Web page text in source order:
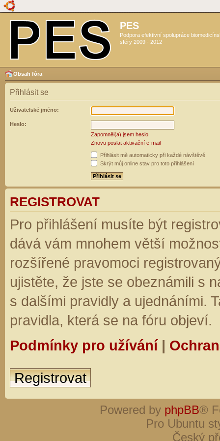
PES
Podpora efektivní spolupráce
sféry 2009 - 2012
Obsah fóra
Přihlásit se
Uživatelské jméno:
Heslo:
Zapomněl(a) jsem heslo
Znovu poslat aktivační e-mail
Přihlásit mě automaticky při každé návštěvě
Skrýt můj online stav pro toto přihlášení
REGISTROVAT
Pro přihlášení musíte být
dává vám mnohem větší
rozšířené pravomoci
ujistěte, že jste se obeznámili s
s dalšími pravidly a ujednáními.
pravidla, která se na fóru objeví.
Podmínky pro užívání|
Registrovat
Powered by phpBB®
Pro Ubuntu
Český